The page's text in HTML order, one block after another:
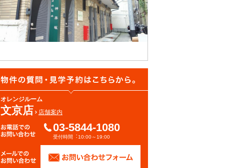
オレンジルーム
文京店 店舗案内
03-5844-1080
受付時間︓10:00～19:00